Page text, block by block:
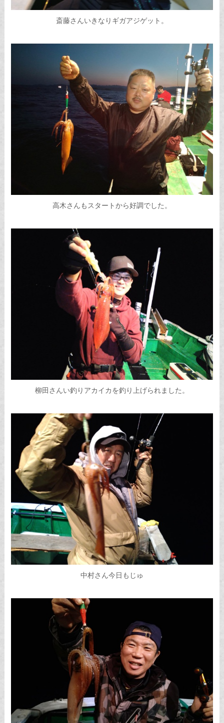
斎藤さんいきなりギガアジゲット。
高木さんもスタートから好調でした。
柳田さんい釣りアカイカを釣り上げられました。
中村さん今日もじゅ